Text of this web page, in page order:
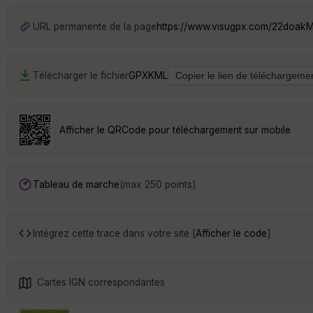
URL permanente de la pagehttps://www.visugpx.com/
Télécharger le fichierGPXKML
Afficher le QRCode pour téléchargement sur mobile
Tableau de marche(max 250 points)
Intégrez cette trace dans votre site [Afficher le code]
Cartes IGN correspondantes